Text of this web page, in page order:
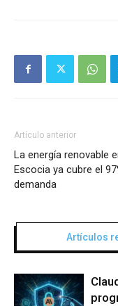
Artículo anterior
La energía renovable
Escocia ya cubre el
demanda
Artículos